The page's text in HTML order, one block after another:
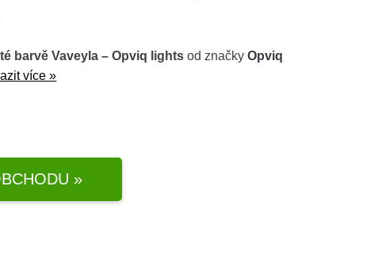
barvě Vaveyla – Opviq lights od značkyOpviq
více »
»